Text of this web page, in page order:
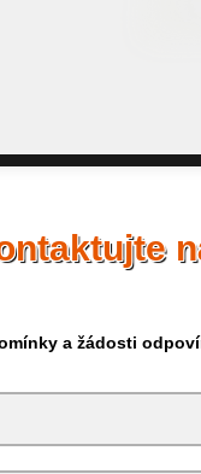
a žádosti